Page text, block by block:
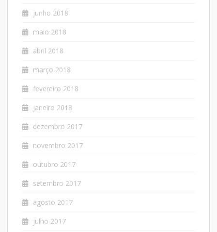
junho 2018
maio 2018
abril 2018
março 2018
fevereiro 2018
janeiro 2018
dezembro 2017
novembro 2017
outubro 2017
setembro 2017
agosto 2017
julho 2017